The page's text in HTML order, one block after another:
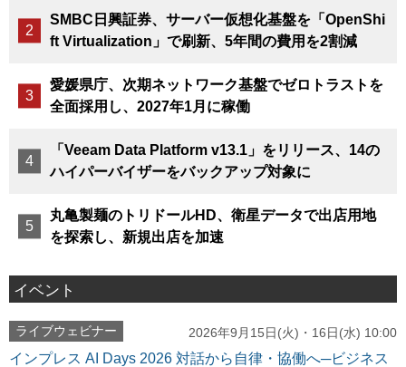
SMBC日興証券、サーバー仮想化基盤を「OpenShi
ft Virtualization」で刷新、5年間の費用を2割減
愛媛県庁、次期ネットワーク基盤でゼロトラストを
全面採用し、2027年1月に稼働
「Veeam Data Platform v13.1」をリリース、14の
ハイパーバイザーをバックアップ対象に
丸亀製麺のトリドールHD、衛星データで出店用地
を探索し、新規出店を加速
イベント
ライブウェビナー 2026年9月15日(火)・16日(水) 10:00
インプレス AI Days 2026 対話から自律・協働へ─ビジネス